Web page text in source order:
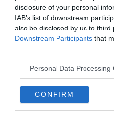
disclosure of your personal
IAB’s list of downstream
also be disclosed by us to third
Downstream Participants that
Personal Data Processing
CONFIRM